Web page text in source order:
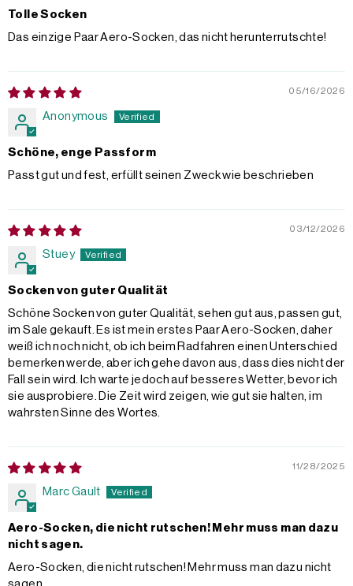
Tolle Socken
Das einzige Paar Aero-Socken, das nicht herunterrutschte!
05/16/2026
Anonymous
Schöne, enge Passform
Passt gut und fest, erfüllt seinen Zweck wie beschrieben
03/12/2026
Stuey
Socken von guter Qualität
Schöne Socken von guter Qualität, sehen gut aus, passen gut,
im Sale gekauft. Es ist mein erstes Paar Aero-Socken, daher
weiß ich noch nicht, ob ich beim Radfahren einen Unterschied
bemerken werde, aber ich gehe davon aus, dass dies nicht der
Fall sein wird. Ich warte jedoch auf besseres Wetter, bevor ich
sie ausprobiere. Die Zeit wird zeigen, wie gut sie halten, im
wahrsten Sinne des Wortes.
11/28/2025
Marc Gault
Aero-Socken, die nicht rutschen! Mehr muss man dazu
nicht sagen.
Aero-Socken, die nicht rutschen! Mehr muss man dazu nicht